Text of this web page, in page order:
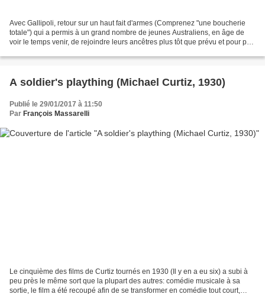
Avec Gallipoli, retour sur un haut fait d'armes (Comprenez "une boucherie
totale") qui a permis à un grand nombre de jeunes Australiens, en âge de
voir le temps venir, de rejoindre leurs ancêtres plus tôt que prévu et pour pas
A soldier's plaything (Michael Curtiz, 1930)
Publié le 29/01/2017 à 11:50
Par François Massarelli
Le cinquième des films de Curtiz tournés en 1930 (Il y en a eu six) a subi à
peu près le même sort que la plupart des autres: comédie musicale à sa
sortie, le film a été recoupé afin de se transformer en comédie tout court,